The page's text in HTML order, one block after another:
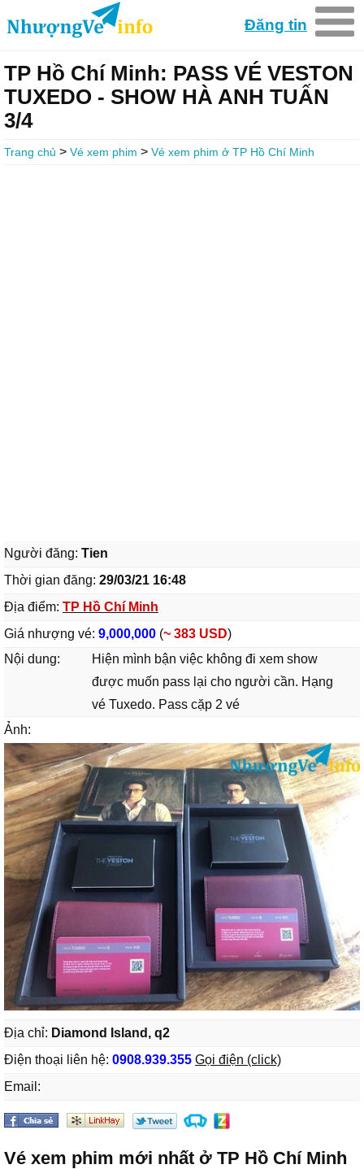
Đăng tin
TP Hồ Chí Minh: PASS VÉ VESTON
TUXEDO - SHOW HÀ ANH TUẤN
3/4
Trang chủ > Vé xem phim > Vé xem phim ở TP Hồ Chí Minh
Người đăng: Tien
Thời gian đăng: 29/03/21 16:48
Địa điểm: TP Hồ Chí Minh
Giá nhượng vé: 9,000,000 (~ 383 USD)
Nội dung:
Hiện mình bận việc không đi xem show
được muốn pass lại cho người cần. Hạng
vé Tuxedo. Pass cặp 2 vé
Ảnh:
Địa chỉ: Diamond Island, q2
Điện thoại liên hệ: 0908.939.355 Gọi điện (click)
Email:
Vé xem phim mới nhất ở TP Hồ Chí Minh